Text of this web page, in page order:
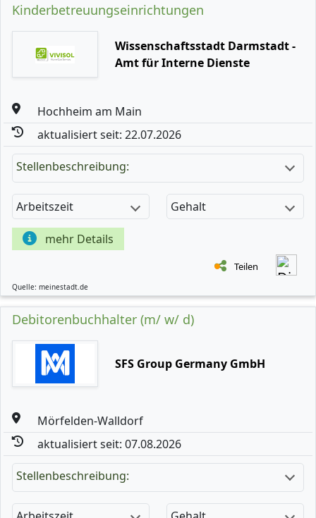
Kinderbetreuungseinrichtungen
Wissenschaftsstadt Darmstadt -
Amt für Interne Dienste
Hochheim am Main
aktualisiert seit: 22.07.2026
Stellenbeschreibung:
Arbeitszeit Gehalt
mehr Details
Teilen
Quelle: meinestadt.de
Debitorenbuchhalter (m/ w/ d)
SFS Group Germany GmbH
Mörfelden-Walldorf
aktualisiert seit: 07.08.2026
Stellenbeschreibung: